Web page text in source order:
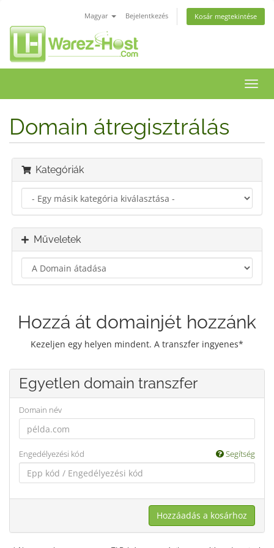
Magyar Bejelentkezés Kosár megtekintése
a
Domain átregisztrálás
Kategóriák
Műveletek
Hozzá át domainjét hozzánk
Kezeljen egy helyen mindent. A transzfer ingyenes*
Egyetlen domain transzfer
Domain név
Engedélyezési kód Segítség
Hozzáadás a kosárhoz